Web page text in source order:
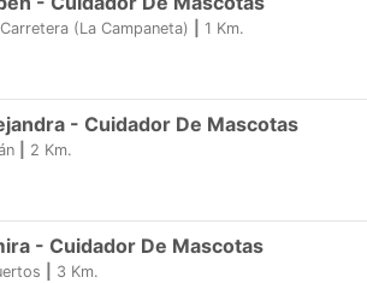
(la Campaneta) 1 Km.
- Cuidador De Mascotas
2 Km.
- Cuidador De Mascotas
3 Km.